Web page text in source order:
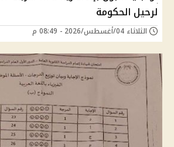
لرحيل الحكومة
الثلاثاء 04/أغسطس/2026 - 08:49 م